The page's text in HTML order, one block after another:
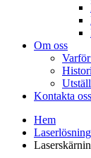
Om oss
Kontakta oss
Hem